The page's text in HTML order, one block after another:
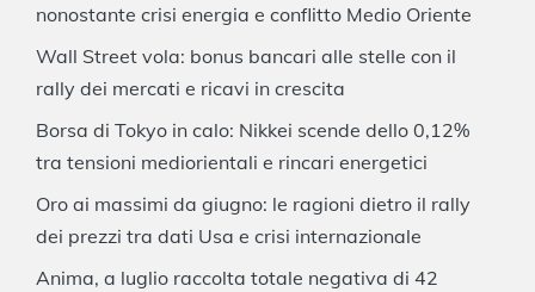
nonostante crisi energia e conflitto Medio Oriente
Wall Street vola: bonus bancari alle stelle con il
rally dei mercati e ricavi in crescita
Borsa di Tokyo in calo: Nikkei scende dello 0,12%
tra tensioni mediorientali e rincari energetici
Oro ai massimi da giugno: le ragioni dietro il rally
dei prezzi tra dati Usa e crisi internazionale
Anima, a luglio raccolta totale negativa di 42